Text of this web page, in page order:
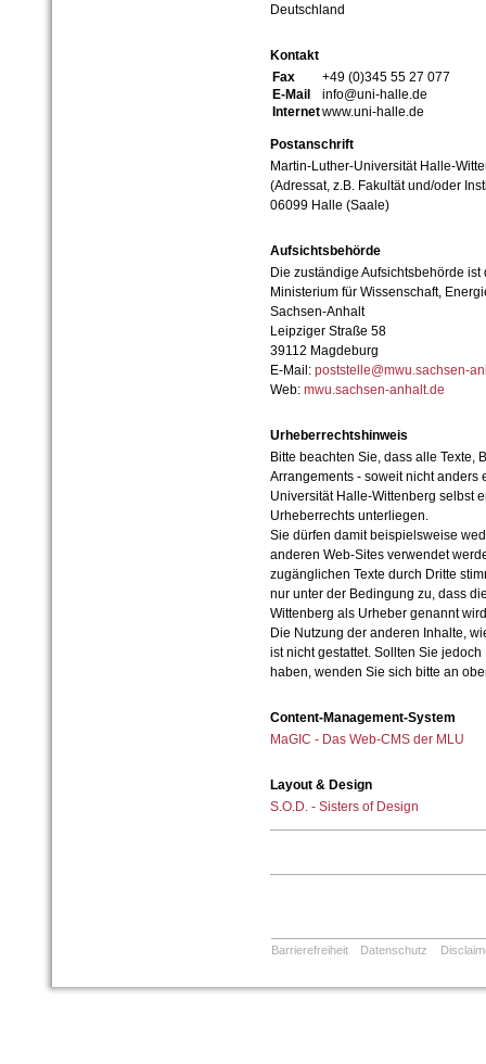
Deutschland
Kontakt
Fax
+49 (0)345 55 27 077
E-Mail
info@uni-halle.de
Internetwww.uni-halle.de
Postanschrift
Martin-Luther-Universität Halle-
(Adressat, z.B. Fakultät und/oder
06099 Halle (Saale)
Aufsichtsbehörde
Die zuständige Aufsichtsbehörde ist
Ministerium für Wissenschaft,
Sachsen-Anhalt
Leipziger Straße 58
39112 Magdeburg
E-Mail: poststelle@mwu.sachsen-
Web: mwu.sachsen-anhalt.de
Urheberrechtshinweis
Bitte beachten Sie, dass alle Texte,
Arrangements - soweit nicht anders
Universität Halle-Wittenberg selbst
Urheberrechts unterliegen.
Sie dürfen damit beispielsweise
anderen Web-Sites verwendet
zugänglichen Texte durch Dritte
nur unter der Bedingung zu, dass
Wittenberg als Urheber genannt
Die Nutzung der anderen Inhalte,
ist nicht gestattet. Sollten Sie
haben, wenden Sie sich bitte an
Content-Management-System
MaGIC - Das Web-CMS der MLU
Layout & Design
S.O.D. - Sisters of Design
Barrierefreiheit Datenschutz